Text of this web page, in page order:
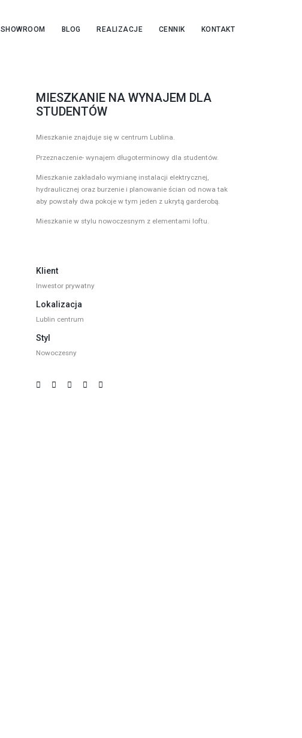
SHOWROOM BLOG REALIZACJE CENNIK KONTAKT
MIESZKANIE NA WYNAJEM DLA
STUDENTÓW
Mieszkanie znajduje się w centrum Lublina.
Przeznaczenie- wynajem długoterminowy dla studentów.
Mieszkanie zakładało wymianę instalacji elektrycznej,
hydraulicznej oraz burzenie i planowanie ścian od nowa tak
aby powstały dwa pokoje w tym jeden z ukrytą garderobą.
Mieszkanie w stylu nowoczesnym z elementami loftu.
Klient
Inwestor prywatny
Lokalizacja
Lublin centrum
Styl
Nowoczesny